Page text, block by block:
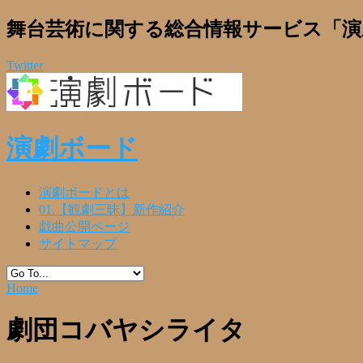
舞台芸術に関する総合情報サービス「演
Twitter
演劇ボード
演劇ボードとは
01.【観劇三昧】新作紹介
戯曲公開ページ
サイトマップ
Home
劇団コバヤシライタ